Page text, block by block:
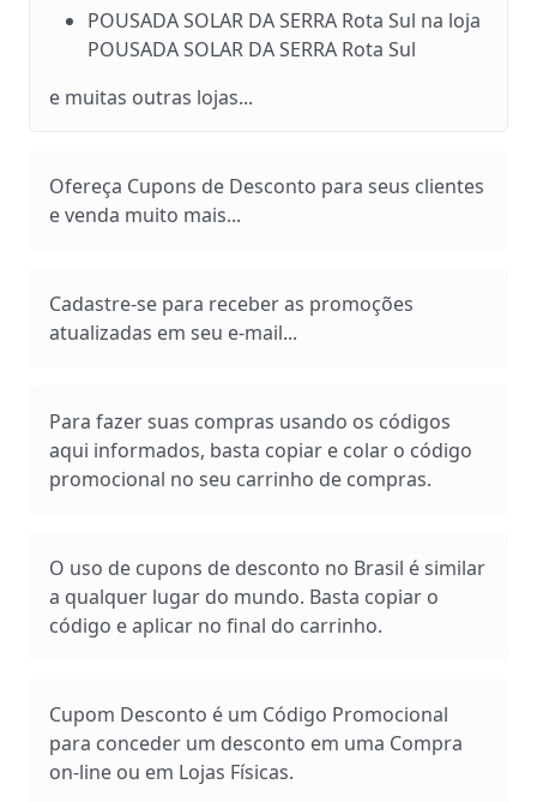
POUSADA SOLAR DA SERRA Rota Sul na loja
POUSADA SOLAR DA SERRA Rota Sul
e muitas outras lojas...
Ofereça Cupons de Desconto para seus clientes
e venda muito mais...
Cadastre-se para receber as promoções
atualizadas em seu e-mail...
Para fazer suas compras usando os códigos
aqui informados, basta copiar e colar o código
promocional no seu carrinho de compras.
O uso de cupons de desconto no Brasil é similar
a qualquer lugar do mundo. Basta copiar o
código e aplicar no final do carrinho.
Cupom Desconto é um Código Promocional
para conceder um desconto em uma Compra
on-line ou em Lojas Físicas.